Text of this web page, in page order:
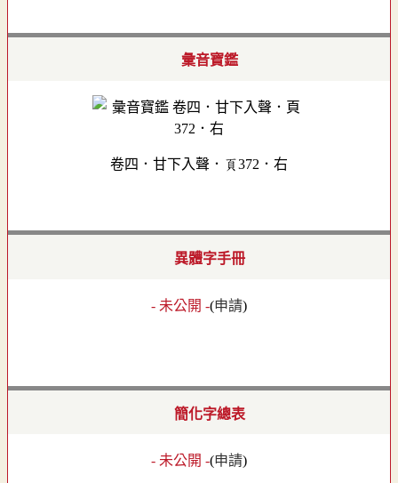
彙音寶鑑
卷四．甘下入聲．頁372．右
異體字手冊
- 未公開 -(申請)
簡化字總表
- 未公開 -(申請)